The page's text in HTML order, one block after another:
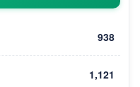
938
1,121